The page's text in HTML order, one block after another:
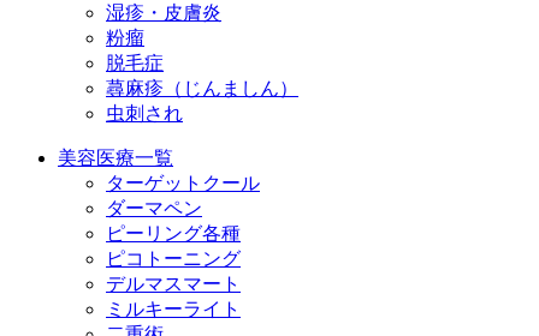
湿疹・皮膚炎
粉瘤
脱毛症
蕁麻疹（じんましん）
虫刺され
美容医療一覧
ターゲットクール
ダーマペン
ピーリング各種
ピコトーニング
デルマスマート
ミルキーライト